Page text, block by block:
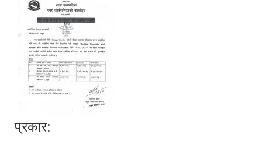
प्रकार: